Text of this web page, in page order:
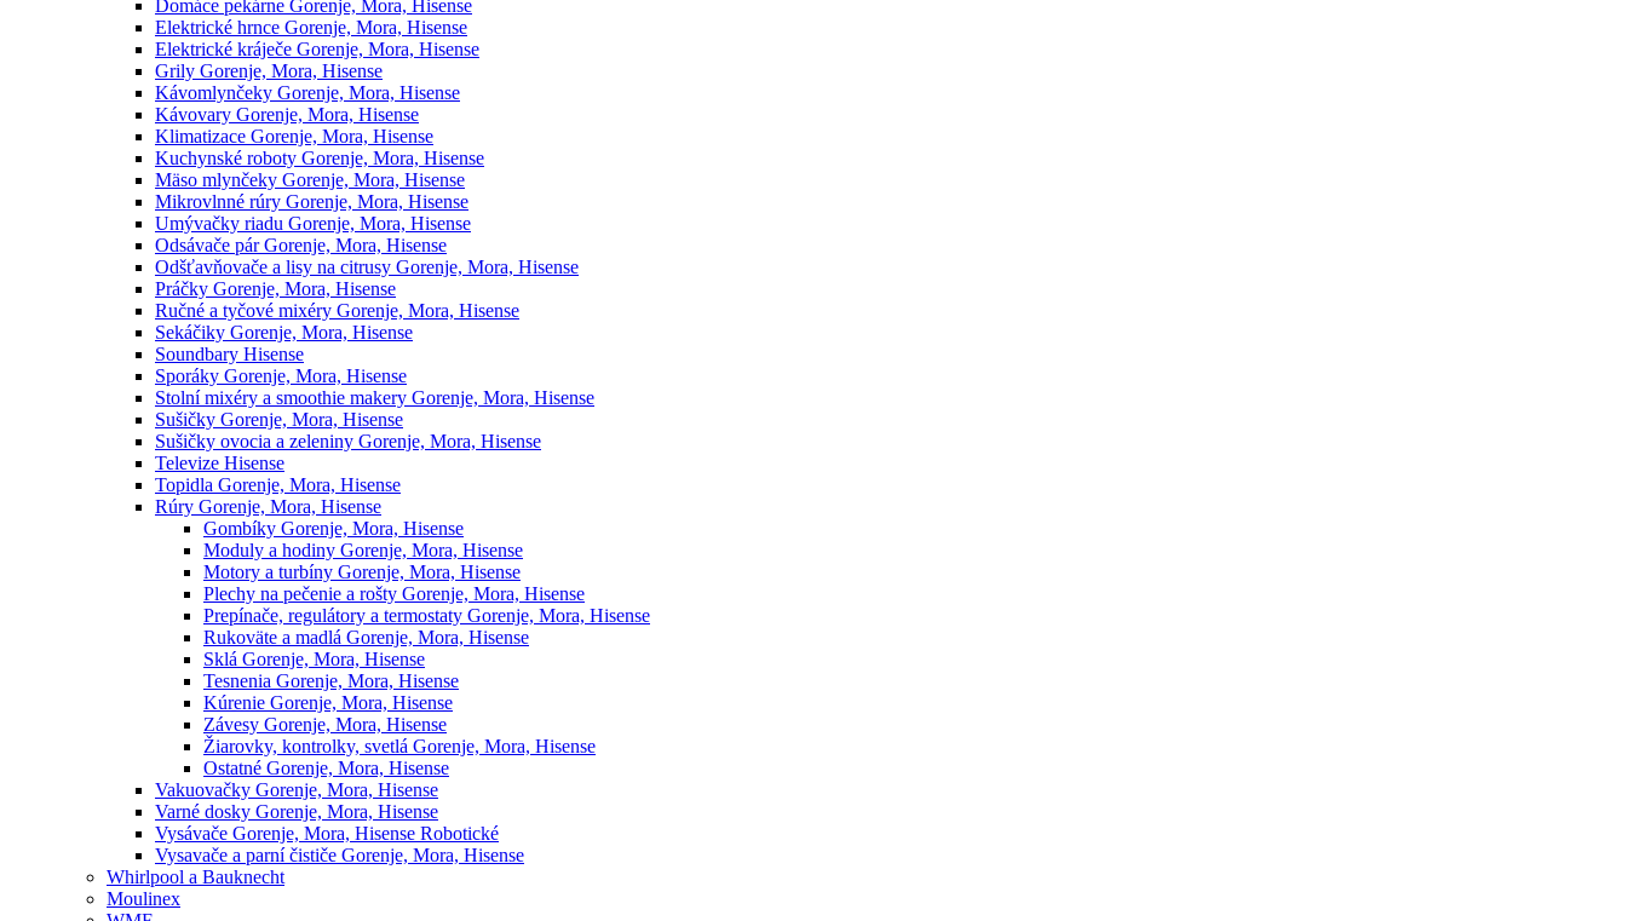
Domáce pekárne Gorenje, Mora, Hisense
Elektrické hrnce Gorenje, Mora, Hisense
Elektrické kráječe Gorenje, Mora, Hisense
Grily Gorenje, Mora, Hisense
Kávomlynčeky Gorenje, Mora, Hisense
Kávovary Gorenje, Mora, Hisense
Klimatizace Gorenje, Mora, Hisense
Kuchynské roboty Gorenje, Mora, Hisense
Mäso mlynčeky Gorenje, Mora, Hisense
Mikrovlnné rúry Gorenje, Mora, Hisense
Umývačky riadu Gorenje, Mora, Hisense
Odsávače pár Gorenje, Mora, Hisense
Odšťavňovače a lisy na citrusy Gorenje, Mora, Hisense
Práčky Gorenje, Mora, Hisense
Ručné a tyčové mixéry Gorenje, Mora, Hisense
Sekáčiky Gorenje, Mora, Hisense
Soundbary Hisense
Sporáky Gorenje, Mora, Hisense
Stolní mixéry a smoothie makery Gorenje, Mora, Hisense
Sušičky Gorenje, Mora, Hisense
Sušičky ovocia a zeleniny Gorenje, Mora, Hisense
Televize Hisense
Topidla Gorenje, Mora, Hisense
Rúry Gorenje, Mora, Hisense
Gombíky Gorenje, Mora, Hisense
Moduly a hodiny Gorenje, Mora, Hisense
Motory a turbíny Gorenje, Mora, Hisense
Plechy na pečenie a rošty Gorenje, Mora, Hisense
Prepínače, regulátory a termostaty Gorenje, Mora, Hisense
Rukoväte a madlá Gorenje, Mora, Hisense
Sklá Gorenje, Mora, Hisense
Tesnenia Gorenje, Mora, Hisense
Kúrenie Gorenje, Mora, Hisense
Závesy Gorenje, Mora, Hisense
Žiarovky, kontrolky, svetlá Gorenje, Mora, Hisense
Ostatné Gorenje, Mora, Hisense
Vakuovačky Gorenje, Mora, Hisense
Varné dosky Gorenje, Mora, Hisense
Vysávače Gorenje, Mora, Hisense Robotické
Vysavače a parní čističe Gorenje, Mora, Hisense
Whirlpool a Bauknecht
Moulinex